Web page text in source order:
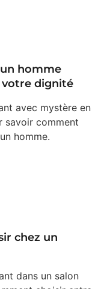
homme
votre dignité
chez un